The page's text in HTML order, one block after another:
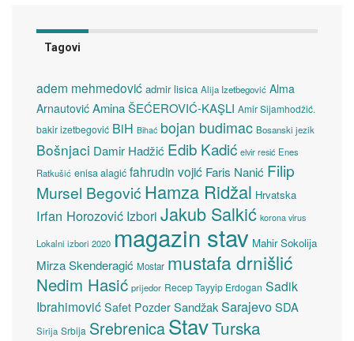
Tagovi
adem mehmedović admir lisica Alija Izetbegović Alma
Arnautović Amina ŠEĆEROVIĆ-KAŞLI Amir Sijamhodžić.
bakir izetbegović BiH Bihać bojan budimac Bosanski jezik
Bošnjaci Damir Hadžić Edib Kadić elvir resić Enes
Ratkušić enisa alagić fahrudin vojić Faris Nanić Filip
Mursel Begović Hamza Ridžal Hrvatska
Irfan Horozović Izbori Jakub Salkić korona virus
Lokalni izbori 2020 magazin stav Mahir Sokolija
Mirza Skenderagić Mostar mustafa drnišlić
Nedim Hasić prijedor Recep Tayyip Erdogan Sadik
Ibrahimović Safet Pozder SandžakSarajevoSDA
Sirija Srbija SrebrenicaStavTurska